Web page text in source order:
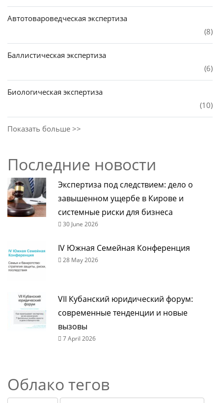
Автотовароведческая экспертиза
(8)
Баллистическая экспертиза
(6)
Биологическая экспертиза
(10)
Показать больше >>
Последние новости
Экспертиза под следствием: дело о
завышенном ущербе в Кирове и
системные риски для бизнеса
30 June 2026
IV Южная Семейная Конференция
28 May 2026
VII Кубанский юридический форум:
современные тенденции и новые
вызовы
7 April 2026
Облако тегов